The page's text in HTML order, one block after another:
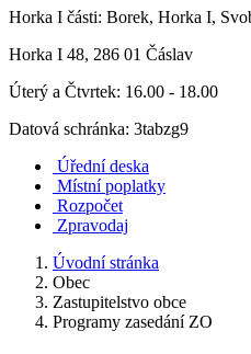
Horka I části: Borek, Horka I,
Horka I 48, 286 01 Čáslav
Úterý a Čtvrtek: 16.00 - 18.00
Datová schránka: 3tabzg9
Úřední deska
Místní poplatky
Rozpočet
Zpravodaj
Úvodní stránka
Obec
Zastupitelstvo obce
Programy zasedání ZO